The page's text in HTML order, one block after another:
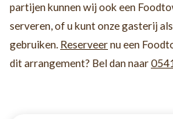
partijen kunnen wij ook een
serveren, of u kunt onze gasterij als
gebruiken. Reserveernu een
dit arrangement? Bel dan naar